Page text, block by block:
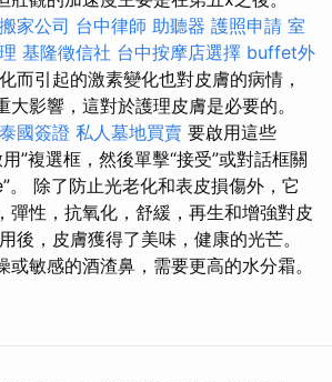
家公司 台中律師 助聽器 護照申請 室
基隆徵信社 台中按摩店選擇 buffet外
而引起的激素變化也對皮膚的病情，
影響，這對於護理皮膚是必要的。
國簽證 私人墓地買賣 要啟用這些
”複選框，然後單擊“接受”或對話框關
。 除了防止光老化和表皮損傷外，它
彈性，抗氧化，舒緩，再生和增強對皮
後，皮膚獲得了美味，健康的光芒。
或敏感的酒渣鼻，需要更高的水分霜。